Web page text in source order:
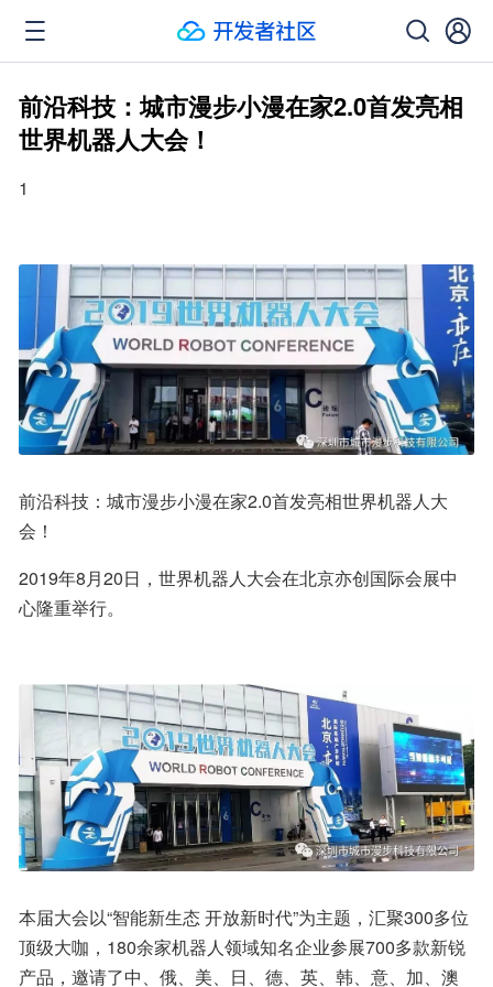
前沿科技：城市漫步小漫在家2.0首发亮相
世界机器人大会！
1
前沿科技：城市漫步小漫在家2.0首发亮相世界机器人大
会！
2019年8月20日，世界机器人大会在北京亦创国际会展中
心隆重举行。
本届大会以“智能新生态 开放新时代”为主题，汇聚300多位
顶级大咖，180余家机器人领域知名企业参展700多款新锐
产品，邀请了中、俄、美、日、德、英、韩、意、加、澳